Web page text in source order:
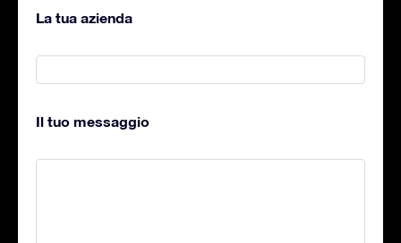
La tua azienda
Il tuo messaggio